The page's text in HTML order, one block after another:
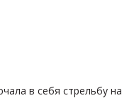
в себя стрельбу на